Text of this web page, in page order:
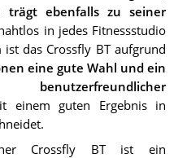
trägt ebenfalls zu seiner
in jedes Fitnessstudio
das Crossfly BT aufgrund
eine gute Wahl und ein
einem guten Ergebnis in
Crossfly BT ist ein